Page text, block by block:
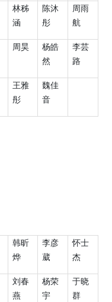
林秭
涵
陈沐
彤
周雨
航
周昊
杨皓
然
李芸
路
王雅
彤
魏佳
音
韩昕
烨
李彦
葳
怀士
杰
刘春
燕
杨荣
宇
于晓
群